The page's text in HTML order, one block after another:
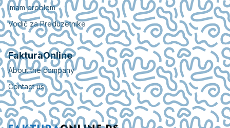
Imam problem
Vodič za Preduzetnike
FakturaOnline
About the company
Contact us